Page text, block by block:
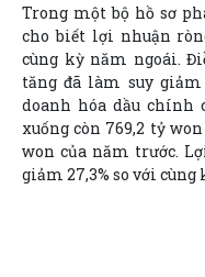
Trong một bộ hồ sơ
cho biết lợi nhuận
cùng kỳ năm ngoái.
tăng đã làm suy
doanh hóa dầu chính
xuống còn 769,2 tỷ
won của năm trước.
giảm 27,3% so với